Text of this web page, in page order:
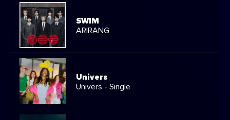
SWIM
ARIRANG
Univers
Univers - Single